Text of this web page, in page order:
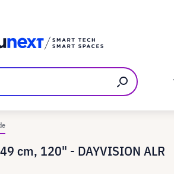
cm, 120" - DAYVISION ALR